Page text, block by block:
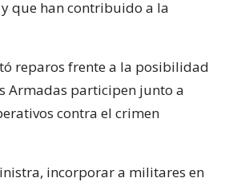
que han contribuido a la
reparos frente a la posibilidad
Armadas participen junto a
contra el crimen
incorporar a militares en